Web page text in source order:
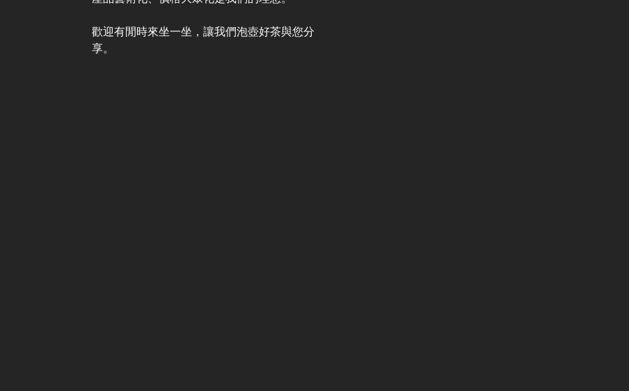
歡迎有閒時來坐一坐，讓我們泡壺好茶與您分
享。